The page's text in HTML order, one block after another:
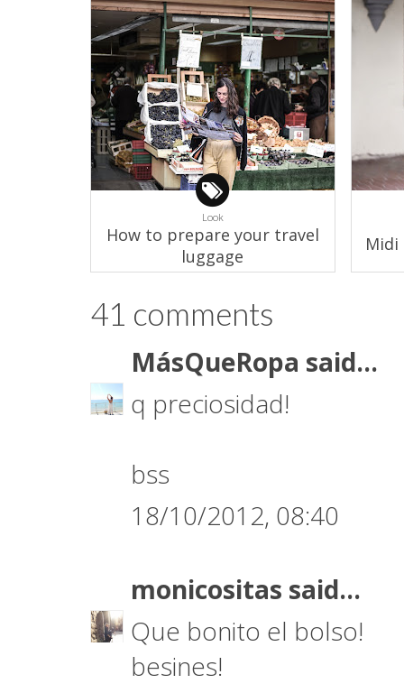
Look
How to prepare your travel
luggage
41 comments
MásQueRopa said...
q preciosidad!
bss
18/10/2012, 08:40
monicositas said...
Que bonito el bolso!
besines!